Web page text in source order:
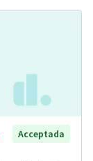
Acceptada